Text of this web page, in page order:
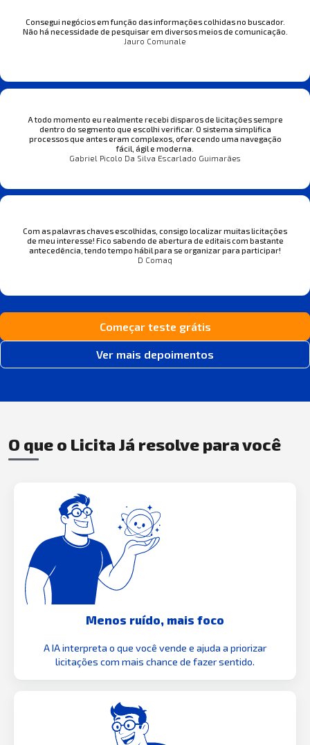
Consegui negócios em função das informações colhidas no buscador.
Não há necessidade de pesquisar em diversos meios de comunicação.
Jauro Comunale
A todo momento eu realmente recebi disparos de licitações sempre
dentro do segmento que escolhi verificar. O sistema simplifica
processos que antes eram complexos, oferecendo uma navegação
fácil, ágil e moderna.
Gabriel Picolo Da Silva Escarlado Guimarães
Com as palavras chaves escolhidas, consigo localizar muitas licitações
de meu interesse! Fico sabendo de abertura de editais com bastante
antecedência, tendo tempo hábil para se organizar para participar!
D Comaq
Começar teste grátis
Ver mais depoimentos
O que o Licita Já resolve para você
Menos ruído, mais foco
A IA interpreta o que você vende e ajuda a priorizar
licitações com mais chance de fazer sentido.